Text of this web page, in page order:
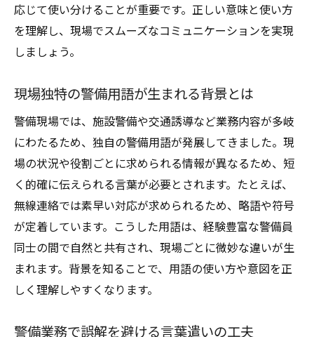
応じて使い分けることが重要です。正しい意味と使い方
を理解し、現場でスムーズなコミュニケーションを実現
しましょう。
現場独特の警備用語が生まれる背景とは
警備現場では、施設警備や交通誘導など業務内容が多岐
にわたるため、独自の警備用語が発展してきました。現
場の状況や役割ごとに求められる情報が異なるため、短
く的確に伝えられる言葉が必要とされます。たとえば、
無線連絡では素早い対応が求められるため、略語や符号
が定着しています。こうした用語は、経験豊富な警備員
同士の間で自然と共有され、現場ごとに微妙な違いが生
まれます。背景を知ることで、用語の使い方や意図を正
しく理解しやすくなります。
警備業務で誤解を避ける言葉遣いの工夫